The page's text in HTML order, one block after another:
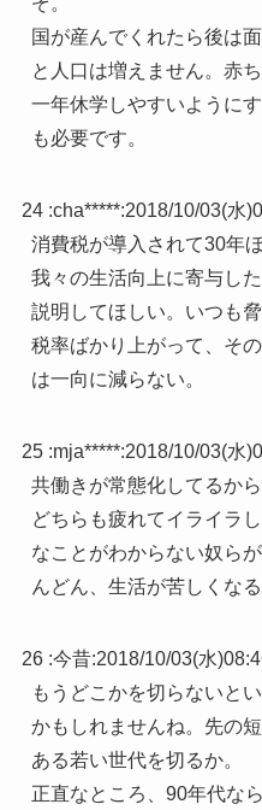
国が産んでくれたら後は
と人口は増えません。赤
一年休学しやすいように
も必要です。
24 :cha*****:2018/10/03(水
消費税が導入されて30年
我々の生活向上に寄与し
説明してほしい。いつも
税率ばかり上がって、そ
は一向に減らない。
25 :mja*****:2018/10/03(水
共働きが常態化してるか
どちらも疲れてイライラ
なことがわからない奴ら
んどん、生活が苦しくな
26 :今昔:2018/10/03(水
もうどこかを切らないと
かもしれませんね。先の
ある若い世代を切るか。
正直なところ、90年代な